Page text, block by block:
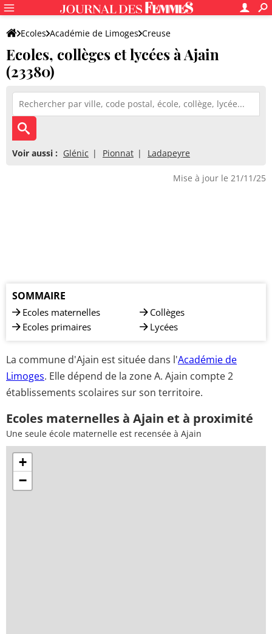
Ecoles Académie de Limoges Creuse
Ecoles, collèges et lycées à Ajain
(23380)
Voir aussi : Glénic Pionnat Ladapeyre
Mise à jour le 21/11/25
SOMMAIRE
Ecoles maternelles
Ecoles primaires
Collèges
Lycées
La commune d'Ajain est située dans l'Académie de
Limoges. Elle dépend de la zone A. Ajain compte 2
établissements scolaires sur son territoire.
Ecoles maternelles à Ajain et à proximité
Une seule école maternelle est recensée à Ajain
+
−